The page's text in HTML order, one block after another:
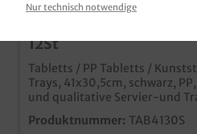
12St
Tabletts / PP Tabletts /
Trays, 41x30,5cm, schwarz,
und qualitative Servier-und
Kunststoffideal für Kantine,
Restaurant, usw.rutschsichere
Produktnummer: TAB4130S
Nur technisch notwendige